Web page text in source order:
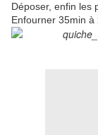
Déposer, enfin les
Enfourner 35min à